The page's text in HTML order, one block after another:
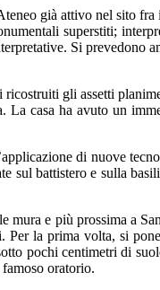
già attivo nel sito
superstiti;
Si prevedono
gli assetti
casa ha avuto un
di nuove
sul battistero e sulla
e più prossima a
la prima volta, si
pochi centimetri di
oratorio.